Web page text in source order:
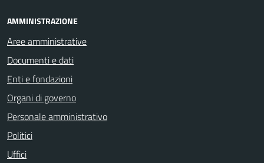
AMMINISTRAZIONE
Aree amministrative
Documenti e dati
Enti e fondazioni
Organi di governo
Personale amministrativo
Politici
Uffici